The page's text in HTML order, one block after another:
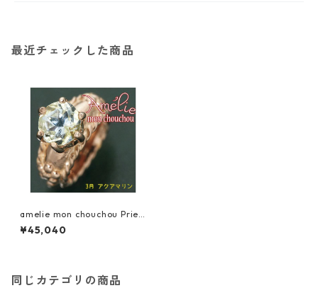
最近チェックした商品
amelie mon chouchou Prier
e K18PG 誕生石ベビーリング
ネックレス （3月）アクアマリ
¥45,040
同じカテゴリの商品